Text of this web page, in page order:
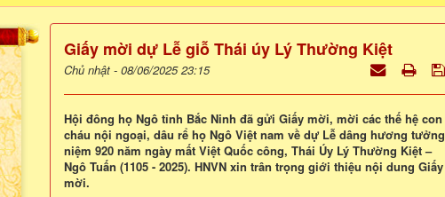
Giấy mời dự Lễ giỗ Thái úy Lý Thường Kiệt
Chủ nhật - 08/06/2025 23:15
Hội đông họ Ngô tỉnh Bắc Ninh đã gửi Giấy mời, mời các thế hệ con
cháu nội ngoại, dâu rể họ Ngô Việt nam về dự Lễ dâng hương tưởng
niệm 920 năm ngày mất Việt Quốc công, Thái Úy Lý Thường Kiệt –
Ngô Tuấn (1105 - 2025). HNVN xin trân trọng giới thiệu nội dung Giấy
mời.